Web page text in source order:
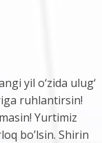
yil о‘zida ulug‘
ruhlantirsin!
Yurtimiz
bo’lsin. Shirin